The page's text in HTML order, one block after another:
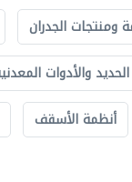
ومنتجات الجدران
الحديد والأدوات
أنظمة الأسقف